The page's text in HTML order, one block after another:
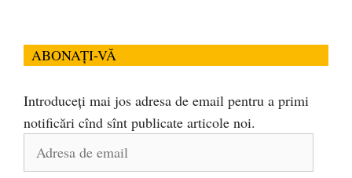
ABONAȚI-VĂ
Introduceți mai jos adresa de email pentru a primi
notificări cînd sînt publicate articole noi.
Adresa